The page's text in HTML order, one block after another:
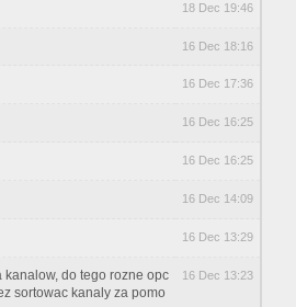
18 Dec 19:46
16 Dec 18:16
16 Dec 17:36
16 Dec 16:25
16 Dec 16:25
16 Dec 14:09
16 Dec 13:29
do tego rozne opc
sortowac kanaly za pomo
16 Dec 13:23